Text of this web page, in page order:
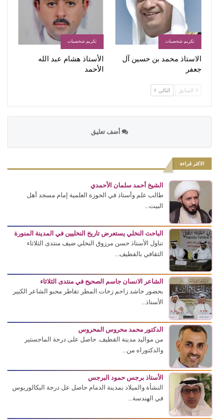
تكريم شخصيات
الاستاذ محمد بن حسين آل
جعفر
تكريم شخصيات
الأستاذ هشام عبد الله
الأحمد
السابق التالي
أضف تعليق
الاكثر قراءة
الشيخ أحمد سلمان الأحمدي
طالب علم وأستاذ في الحوزة العلمية إمام مسجد أهل
البيت...
الباحث النخلي يستعرض تاريخ النخليين في المدينة المنورة
تناول الأستاذ حسن مرزوق النخلي ضيف منتدى الثلاثاء
الثقافي بالقطيف...
الشاعر الانسان جاسم الصحيح في منتدى الثلاثاء
بحضور حاشد زاحم زخات المطر تقاطر محبو الشاعر الكبير
الأستاذ...
الدكتور محمد محروس المحروس
من مواليد مدينة القطيف. حاصل على درجة الماجستير
والدكتوراه من...
الأستاذ برجس حمود البرجس
النشأة والميلاد بمدينة الدمام حاصل عل درجة البكالوريوس
في الهندسة...